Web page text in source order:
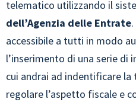
telematico utilizzando il
dell’Agenzia delle Entrate
accessibile a tutti in modo
l’inserimento di una serie
cui andrai ad indentificare
regolare l’aspetto fiscale e